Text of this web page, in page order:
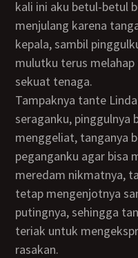
kali ini aku betul-betul
menjulang karena
kepala, sambil
mulutku terus
sekuat tenaga.
Tampaknya tante Linda setengah mati menerima
seraganku, pinggulnya
menggeliat, tanganya
peganganku agar bisa
meredam nikmatnya,
tetap mengenjotnya
putingnya, sehingga
teriak untuk
rasakan.